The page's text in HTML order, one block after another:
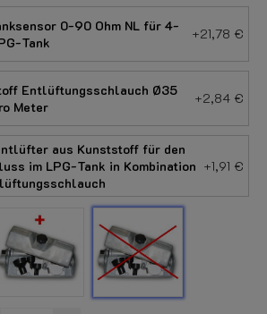
0-90 Ohm NL für 4-
Tank
+21,78 €
Entlüftungsschlauch Ø35
Meter
+2,84 €
aus Kunststoff für den
im LPG-Tank in Kombination +1,91 €
Armaturenkasten